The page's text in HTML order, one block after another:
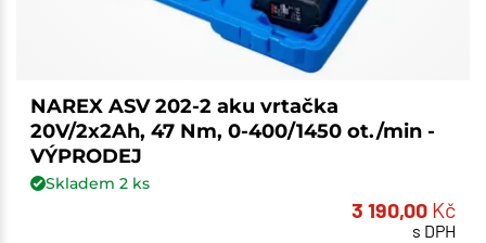
NAREX ASV 202-2 aku vrtačka
20V/2x2Ah, 47 Nm, 0-400/1450 ot./min -
VÝPRODEJ
Skladem 2ks
3 190,00 Kč
s DPH